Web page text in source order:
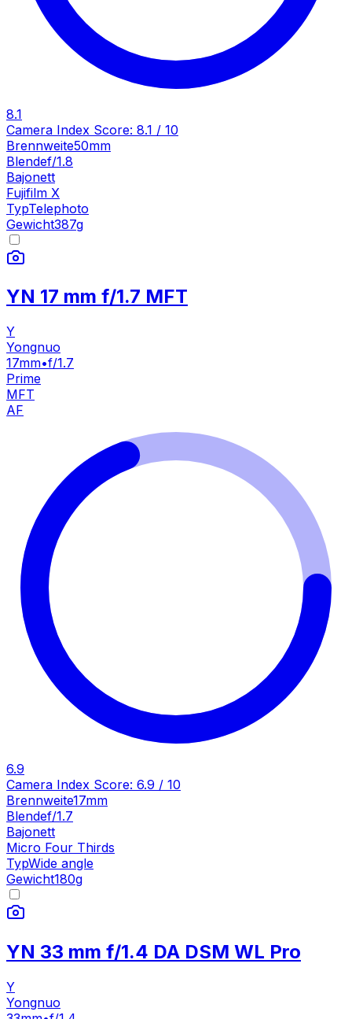
8.1
Camera Index Score: 8.1 / 10
Brennweite50mm
Blendef/1.8
Bajonett
Fujifilm X
TypTelephoto
Gewicht387g
YN 17 mm f/1.7 MFT
Y
Yongnuo
17mm•f/1.7
Prime
MFT
AF
6.9
Camera Index Score: 6.9 / 10
Brennweite17mm
Blendef/1.7
Bajonett
Micro Four Thirds
TypWide angle
Gewicht180g
YN 33 mm f/1.4 DA DSM WL Pro
Y
Yongnuo